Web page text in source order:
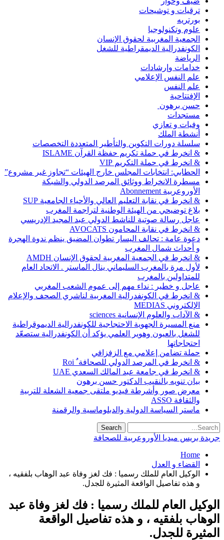
ترقيات و توشيحات
بورتريه
علوم وتكنولوجيا
الجمعية المغربية لحقوق الإنسان
الكونفدرالية الديمقراطية للشغل
الرياضة
خدامات وإرشادات
علم النفس الإعلامي
علم النفس
الإفتتاحية
حسن برهون
مستجدات
وفيات و تعازي
أنشطة الملك
سلسلة دورات التكوين والتأطير المتعددة التخصصات
& انخرط في حملة تكريم حفظة القرآن ISLAME
& انخرط في حملة التكريم VIP
الحطابي: انتخابات المجلس خارج الهيئات “تجاوز غير مشروع”
مسطرة الانخراط ووثائق المرصد الدولي والشبكة
الأوروعربية Abonnement
& انخرط في نقابة التعليم العالي والأحياء الجامعية SUP
بلاغ توضيحي من الهيئة الوطنية لتراجمة المغرب
عاجل رسالة صوتية للناشط الدولي عبد المجيد الإدريسي
& انخرط في نقابة المحامون AVOCATS
دعوة عامة : تحالف اليسار تطوان المضيق ينظم ندوة الهجرة
و أحداث شمال المغرب
& انخرط في الجمعية المغربية لحقوق الإنسان AMDH
لأول مرة بالمغرب السليماني ينال الماستر . الاتحاد العام
للمتداولين بالمغرب
عاجل و خطير : نداء مهم إلى عموم الشعب المغربي
& انخرط في الكونفدرالية المغربية لناشري الصحف والإعلام
الإلكتروني MEDIAS
& الآداب والعلوم الإنسانية sciences
منع المسيرة الجهوية الاحتجاجية للكونفدرالية الديموقراطية
للشغل بالعيون وهوير العلمي يؤكد أن الكونفدرالية ستصعّد
احتجاجاتها
حملة تضامن إعلامي مع الزفزافي
& انخرط في المرصد الدولي للصحافة ٌ Roi
& انخرط في جامعة عبد المالك السعدي UAE
بيان تنويه بالنقيب الدكتور حسن برهون
معرض صور وأشرطة فيديو ملتقى جمعية الشعلة للتربية
والثقافة ASSO
ماستر السياسة الدولية والدبلوماسية والرقمنة
جريدة بريس ميديا الأوروعربية للصحافة
Home
القضاء و العدل
الوكيل العام للملك رسميا : فك لغز وفاة عبد الوهاب بلفقيه ،
و هذه تفاصيل الواقعة المثيرة للجدل.
الوكيل العام للملك رسميا : فك لغز وفاة عبد
الوهاب بلفقيه ، و هذه تفاصيل الواقعة
المثيرة للجدل.